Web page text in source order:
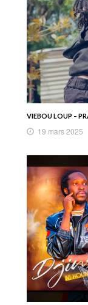
VIEBOU LOUP –
19 mars 2025